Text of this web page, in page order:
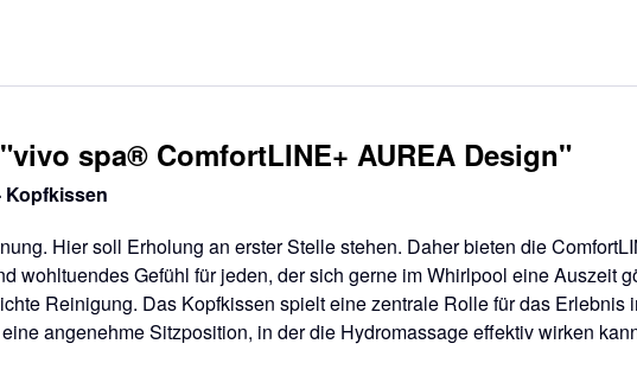
spa® ComfortLINE+ AUREA Design"
Kopfkissen
Hier soll Erholung an erster Stelle stehen. Daher bieten die
wohltuendes Gefühl für jeden, der sich gerne im Whirlpool eine Auszeit
Reinigung. Das Kopfkissen spielt eine zentrale Rolle für das Erlebnis
angenehme Sitzposition, in der die Hydromassage effektiv wirken